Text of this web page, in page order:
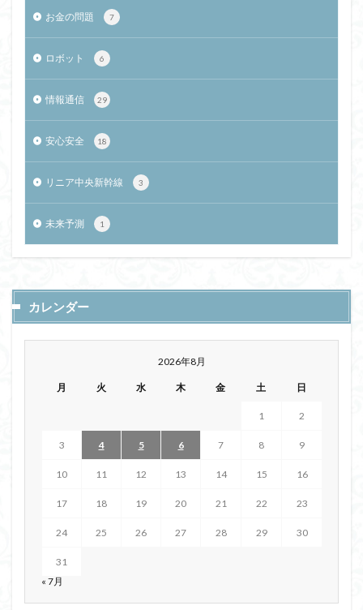
お金の問題 7
ロボット 6
情報通信 29
安心安全 18
リニア中央新幹線 3
未来予測 1
カレンダー
2026年8月
月 火 水 木 金 土 日
1 2
3 4 5 6 7 8 9
10 11 12 13 14 15 16
17 18 19 20 21 22 23
24 25 26 27 28 29 30
31
« 7月